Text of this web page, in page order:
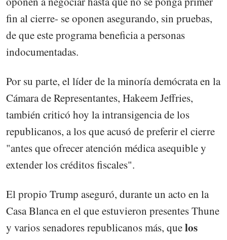
fin al cierre- se oponen asegurando, sin pruebas,
de que este programa beneficia a personas
indocumentadas.
Por su parte, el líder de la minoría demócrata en la
Cámara de Representantes, Hakeem Jeffries,
también criticó hoy la intransigencia de los
republicanos, a los que acusó de preferir el cierre
"antes que ofrecer atención médica asequible y
extender los créditos fiscales".
El propio Trump aseguró, durante un acto en la
Casa Blanca en el que estuvieron presentes Thune
y varios senadores republicanos más, quelos